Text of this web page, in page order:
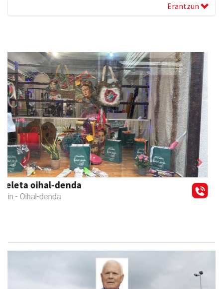
Erantzun
Mendi autoeskola
Andoain - Autoeskolak
Previous Next